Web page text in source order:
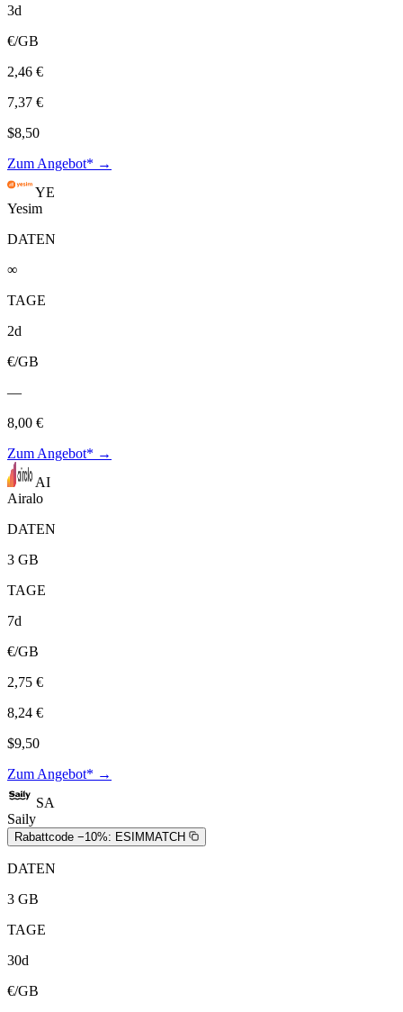
3d
€/GB
2,46 €
7,37 €
$8,50
Zum Angebot* →
YE
Yesim
DATEN
∞
TAGE
2d
€/GB
—
8,00 €
Zum Angebot* →
AI
Airalo
DATEN
3 GB
TAGE
7d
€/GB
2,75 €
8,24 €
$9,50
Zum Angebot* →
SA
Saily
Rabattcode −10%: ESIMMATCH
DATEN
3 GB
TAGE
30d
€/GB